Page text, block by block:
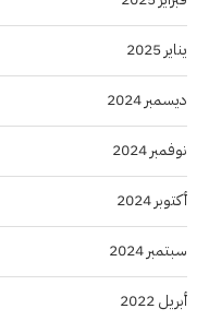
يناير 2025
ديسمبر 2024
نوفمبر 2024
أكتوبر 2024
سبتمبر 2024
أبريل 2022